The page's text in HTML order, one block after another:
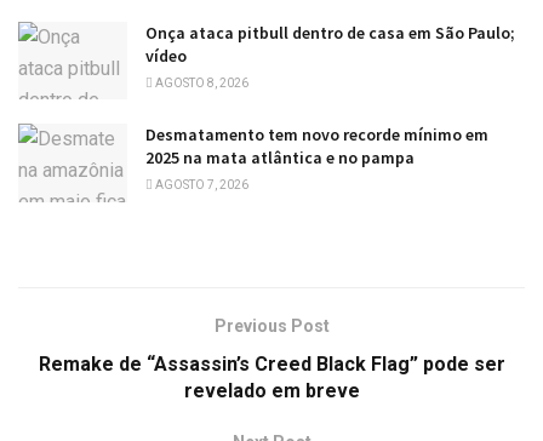
Onça ataca pitbull dentro de casa em São Paulo;
vídeo
AGOSTO 8, 2026
Desmatamento tem novo recorde mínimo em
2025 na mata atlântica e no pampa
AGOSTO 7, 2026
Previous Post
Remake de “Assassin’s Creed Black Flag” pode ser
revelado em breve